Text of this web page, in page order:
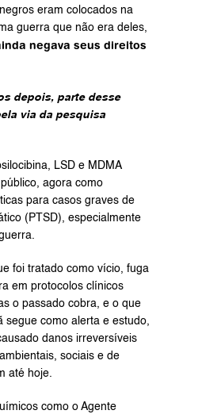
eram colocados na
negava seus direitos
depois, parte desse
via da pesquisa
LSD e MDMA
agora como
para casos graves de
(PTSD), especialmente
foi tratado como vício, fuga
em protocolos clínicos
o passado cobra, e o que
segue como alerta e estudo,
danos irreversíveis
sociais e de
até hoje.
como o Agente